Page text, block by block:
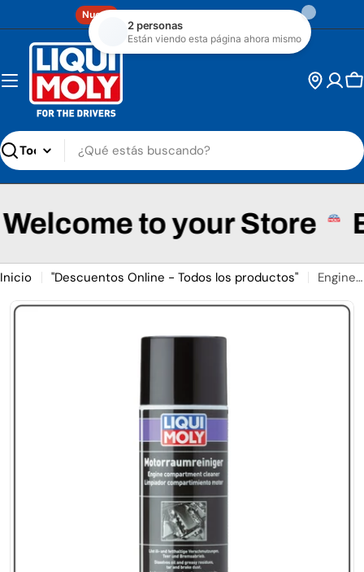
Saltar al contenido
Nuevo Linea Completa de Productos
Buscar
to your Store
Inicio "Descuentos Online - Todos los productos" Engine Compartment Cleaner - 400 Ml - 3326
Abrir el archivo 0 en una ventana modal